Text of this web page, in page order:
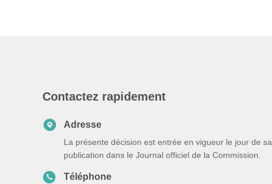
Contactez rapidement
Adresse
La présente décision est entrée en vigueur le jour de sa
publication dans le Journal officiel de la Commission.
Téléphone